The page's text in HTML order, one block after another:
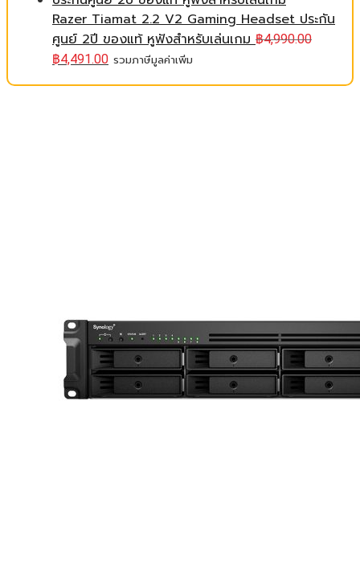
Razer Tiamat 2.2 V2 Gaming Headset ประกัน
ศูนย์ 2ปี ของแท้ หูฟังสำหรับเล่นเกม ฿4,990.00
฿4,491.00 รวมภาษีมูลค่าเพิ่ม